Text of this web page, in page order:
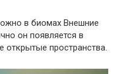
в биомах Внешние
он появляется в
открытые пространства.